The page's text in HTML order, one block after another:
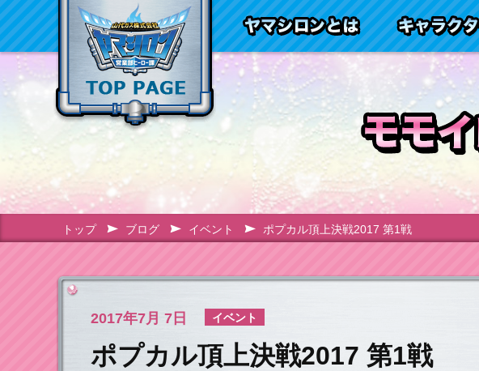
ヤマシロンとは
トップ ブログ イベント ポプカル頂上決戦2017 第1戦
2017年7月 7日 イベント
ポプカル頂上決戦2017 第1戦